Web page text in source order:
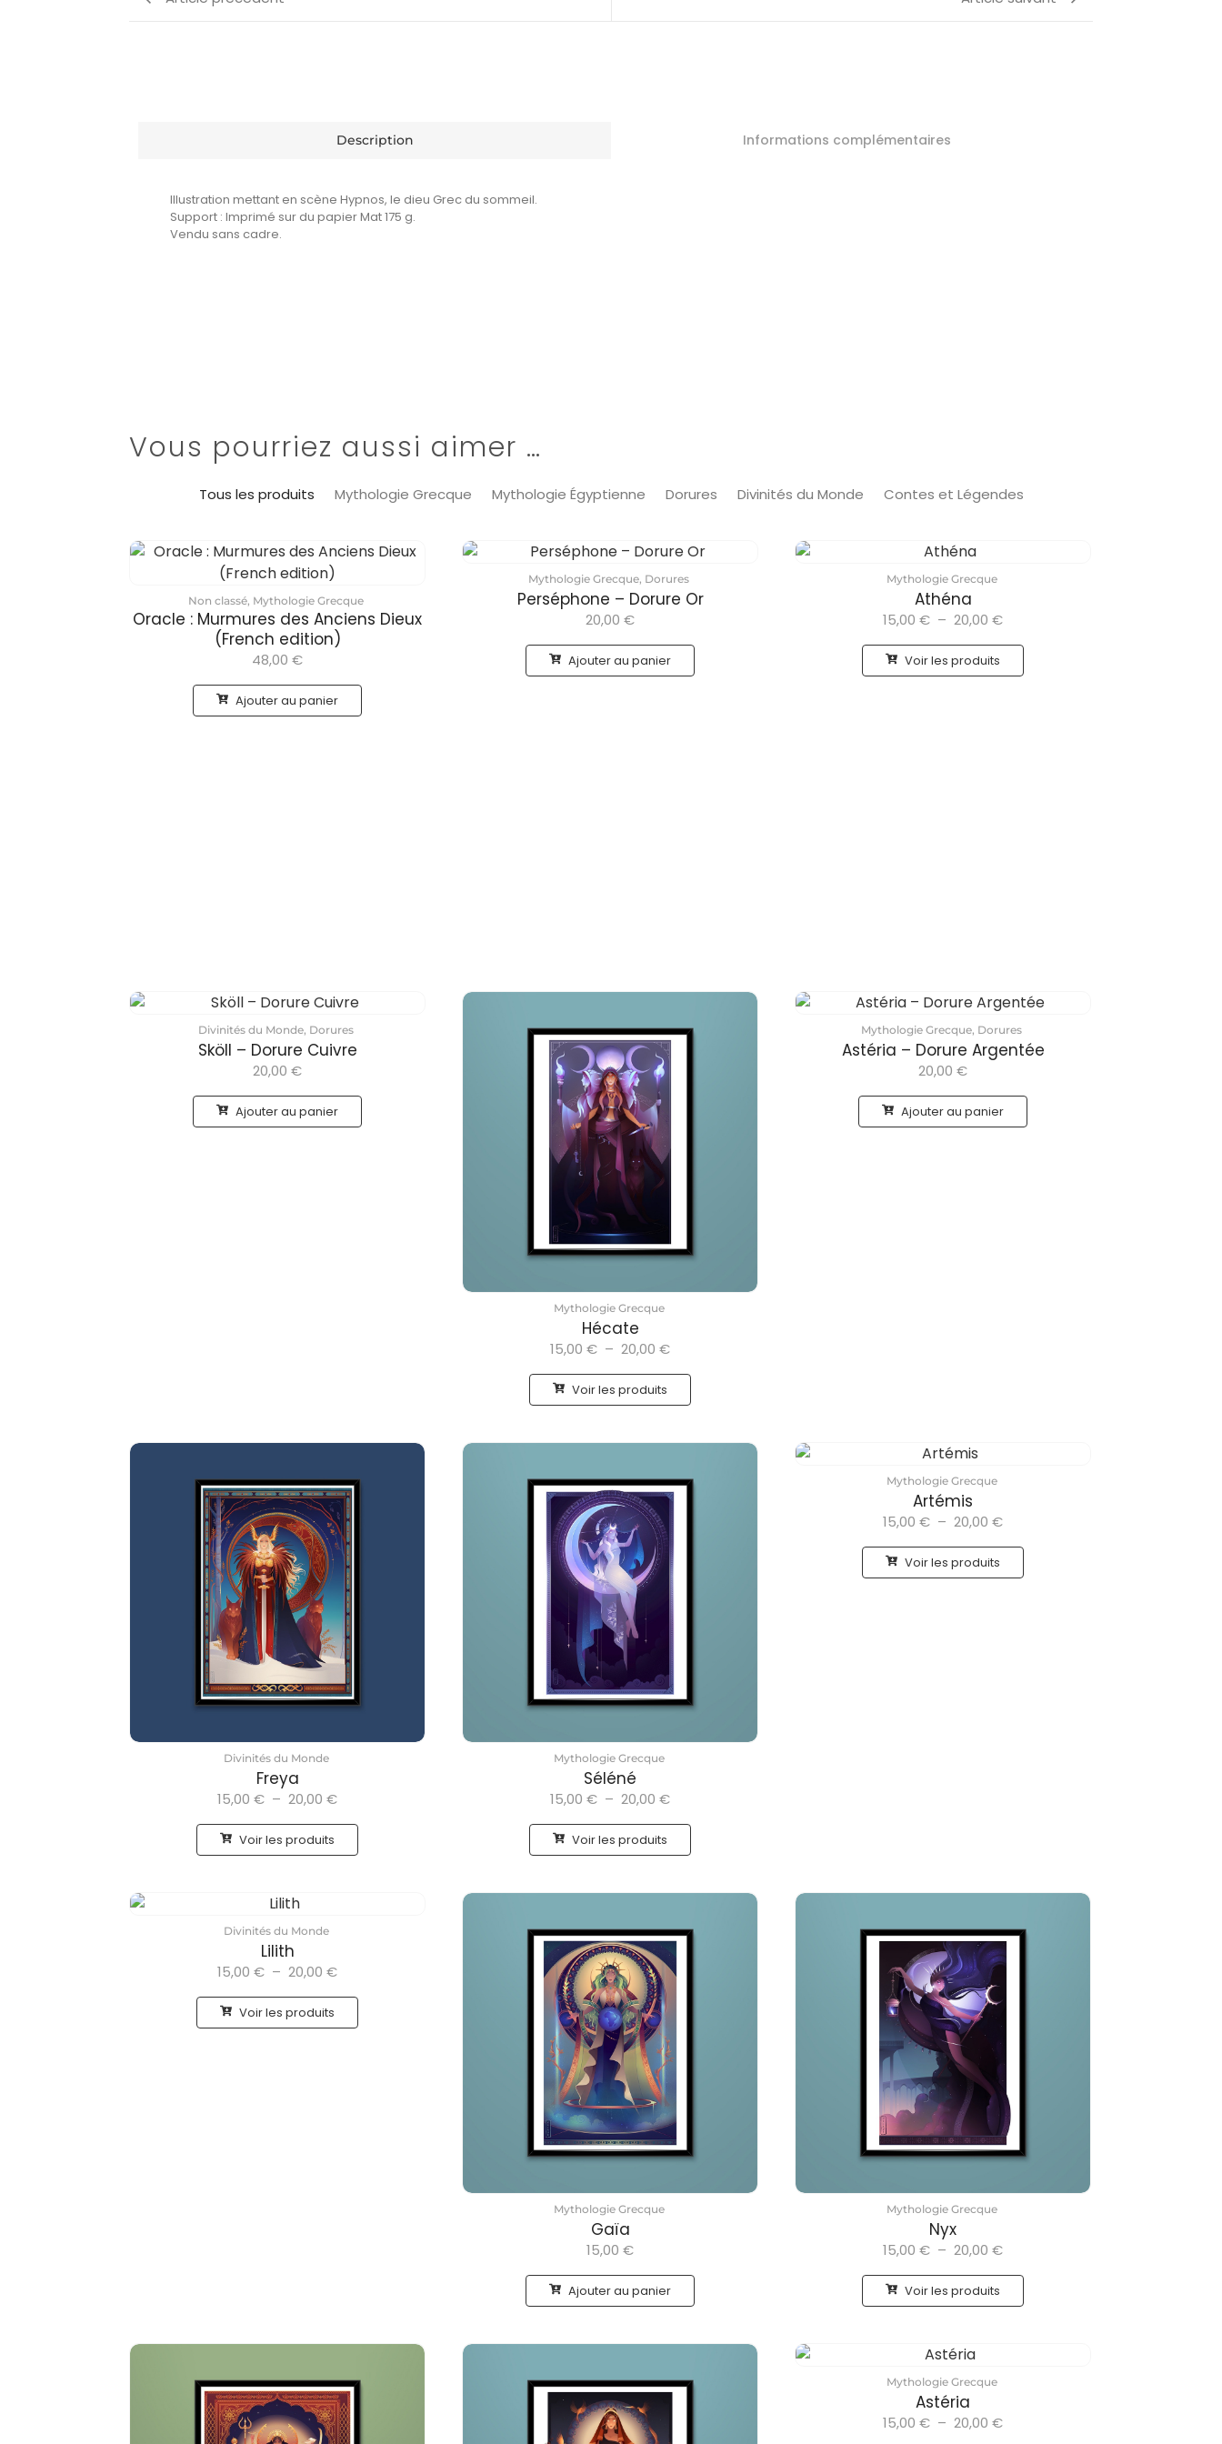
Description Informations complémentaires
Illustration mettant en scène Hypnos, le dieu Grec du sommeil.
Support : Imprimé sur du papier Mat 175 g.
Vendu sans cadre.
Vous pourriez aussi aimer …
Tous les produits Mythologie Grecque Mythologie Égyptienne Dorures Divinités du Monde Contes et Légendes
Non classé, Mythologie Grecque
Oracle : Murmures des Anciens Dieux
(French edition)
48,00€
Ajouter au panier
Mythologie Grecque, Dorures
Perséphone – Dorure Or
20,00€
Ajouter au panier
Mythologie Grecque
Athéna
15,00€ – 20,00€
Voir les produits
Divinités du Monde, Dorures
Sköll – Dorure Cuivre
20,00€
Ajouter au panier
Mythologie Grecque
Hécate
15,00€ – 20,00€
Voir les produits
Mythologie Grecque, Dorures
Astéria – Dorure Argentée
20,00€
Ajouter au panier
Divinités du Monde
Freya
15,00€ – 20,00€
Voir les produits
Mythologie Grecque
Séléné
15,00€ – 20,00€
Voir les produits
Mythologie Grecque
Artémis
15,00€ – 20,00€
Voir les produits
Divinités du Monde
Lilith
15,00€ – 20,00€
Voir les produits
Mythologie Grecque
Gaïa
15,00€
Ajouter au panier
Mythologie Grecque
Nyx
15,00€ – 20,00€
Voir les produits
Mythologie Grecque
Astéria
15,00€ – 20,00€